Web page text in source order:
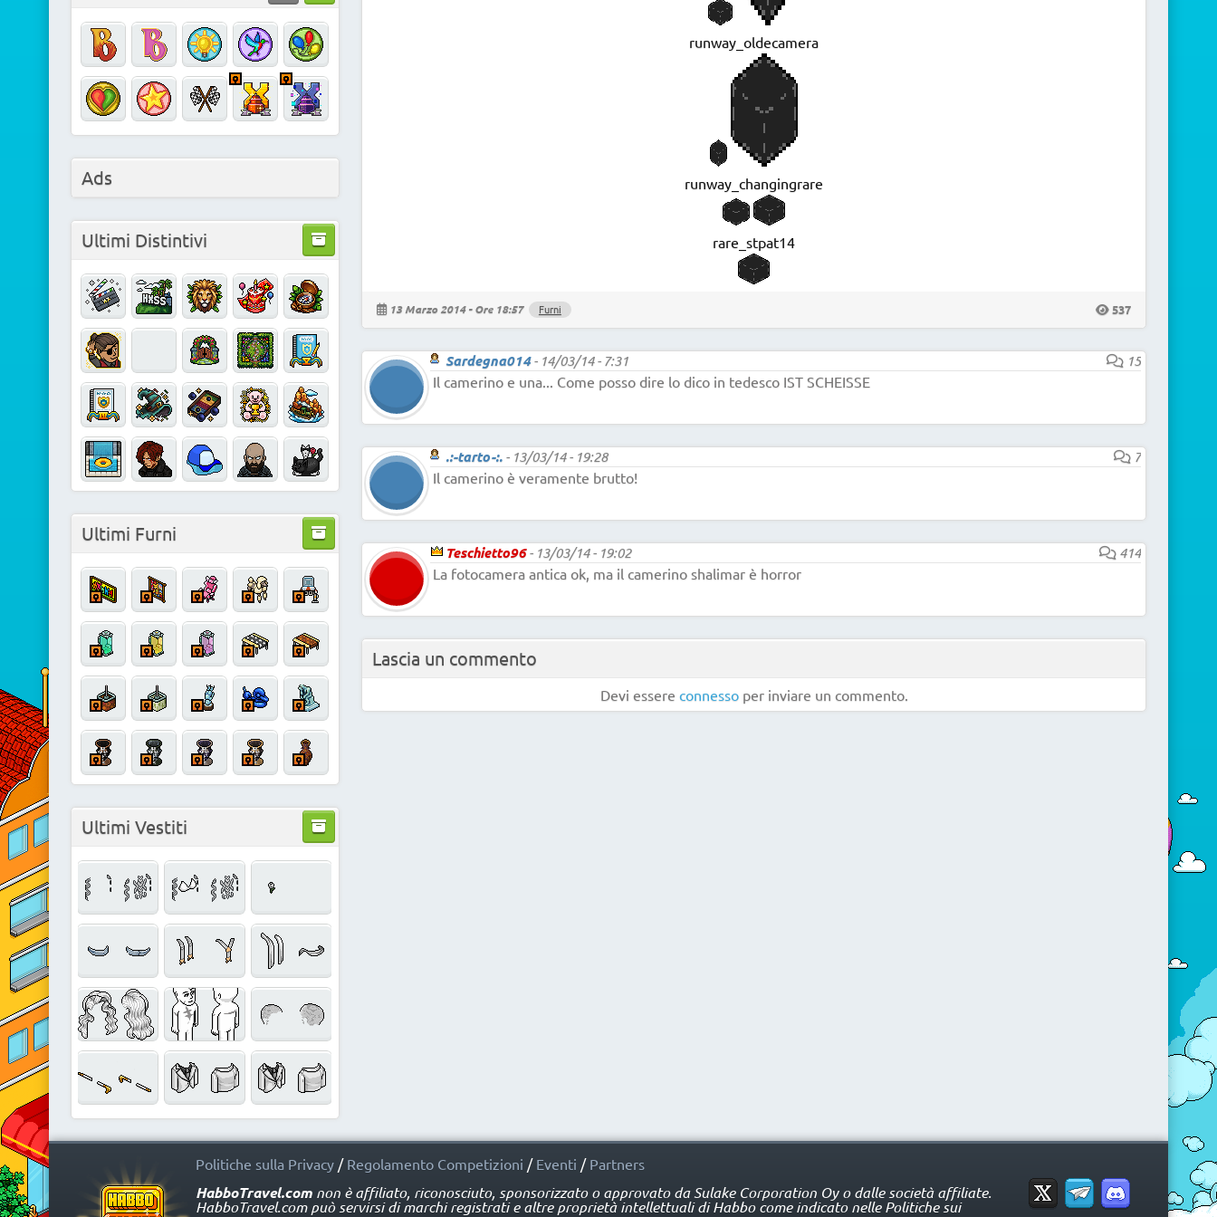
runway_oldecamera
runway_changingrare
rare_stpat14
13 Marzo 2014 - Ore 18:57 Furni 537
Sardegna014- 14/03/14 - 7:31
15
Il camerino e una... Come posso dire lo dico in tedesco IST SCHEISSE
.:-tarto-:.- 13/03/14 - 19:28
7
Il camerino è veramente brutto!
Teschietto96- 13/03/14 - 19:02
414
La fotocamera antica ok, ma il camerino shalimar è horror
Lascia un commento
Devi essere connessoper inviare un commento.
Ads
Ultimi Distintivi
Ultimi Furni
Ultimi Vestiti
Politiche sulla Privacy/ Regolamento Competizioni / Eventi / Partners
HabboTravel.comnon è affiliato, riconosciuto, sponsorizzato o approvato da Sulake Corporation Oy o dalle società affiliate.
HabboTravel.com può servirsi di marchi registrati e altre proprietà intellettuali di Habbo come indicato nelle Politiche sui